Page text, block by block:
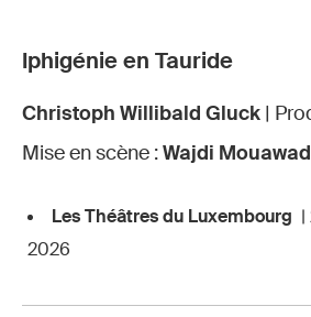
Iphigénie en Tauride
Christoph Willibald Gluck |
Mise en scène :Wajdi Mouawad
Les Théâtres du Luxembourg |
2026